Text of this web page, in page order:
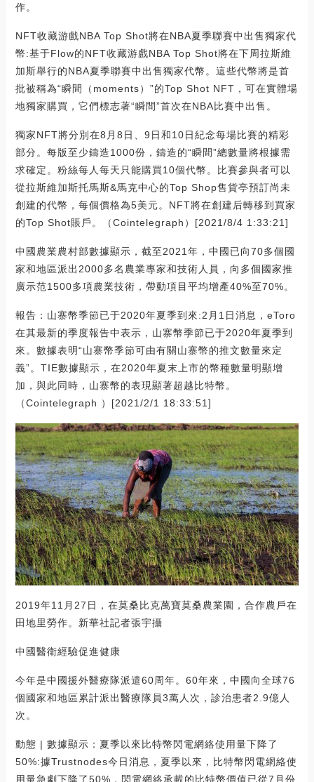
作。
NFT收藏游戲NBA Top Shot將在NBA夏季聯賽中出售獨家代
幣:基于Flow的NFT收藏游戲NBA Top Shot將在下周拉斯維
加斯舉行的NBA夏季聯賽中出售獨家代幣。這些代幣將是首
批被稱為“瞬間（moments）”的Top Shot NFT，可在實體場
地獨家購買，它們標志著“瞬間”首次在NBA比賽中出售。
獨家NFT將分別在8月8日、9日和10日紀念每場比賽的精彩
部分。每版至少鑄造1000份，鑄造的“瞬間”總數量將根據需
求確定。粉絲每人每天只能購買10個代幣。比賽參與者可以
從拉斯維加斯托馬斯&馬克中心的Top Shop售貨亭預訂尚未
創建的代幣，每個價格為5美元。NFT將在創建后轉移到買家
的Top Shot賬戶。（Cointelegraph）[2021/8/4 1:33:21]
中國農業農村部數據顯示，截至2021年，中國已向70多個國
家和地區派出2000多名農業專家和技術人員，向多個國家推
廣示范1500多項農業技術，帶動項目平均增產40%至70%。
報告：山寨幣季節已于2020年夏季到來:2月1日消息，eToro
在其最新的季度報告中表示，山寨幣季節已于2020年夏季到
來。數據表明“山寨幣季節可由有關山寨幣的推文數量來定
義”。TIE數據顯示，在2020年夏末上市的幣種數量明顯增
加，與此同時，山寨幣的表現顯著超越比特幣。
（Cointelegraph ）[2021/2/1 18:33:51]
2019年11月27日，在莫桑比克萬寶莫桑農業園，合作農戶在
田地里勞作。新華社記者張宇攝
中國醫衛經驗促進健康
今年是中國援外醫療隊派遣60周年。60年來，中國向全球76
個國家和地區累計派出醫療隊員3萬人次，診治患者2.9億人
次。
動態 | 數據顯示：夏季以來比特幣閃電網絡使用量下降了
50%:據Trustnodes今日消息，夏季以來，比特幣閃電網絡使
用量急劇下降了50%，閃電網絡承載的比特幣價值已從7月份